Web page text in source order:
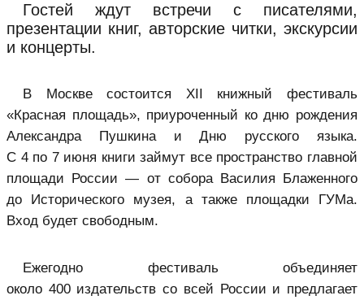
Гостей ждут встречи с писателями,
презентации книг, авторские читки, экскурсии
и концерты.
В Москве состоится XII книжный фестиваль
«Красная площадь», приуроченный ко дню рождения
Александра Пушкина и Дню русского языка.
С 4 по 7 июня книги займут все пространство главной
площади России — от собора Василия Блаженного
до Исторического музея, а также площадки ГУМа.
Вход будет свободным.
Ежегодно фестиваль объединяет
около 400 издательств со всей России и предлагает